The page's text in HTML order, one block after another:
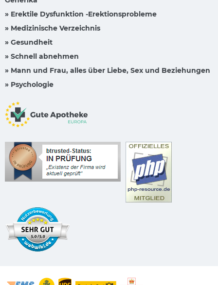
» Erektile Dysfunktion -Erektionsprobleme
» Medizinische Verzeichnis
» Gesundheit
» Schnell abnehmen
» Mann und Frau, alles über Liebe, Sex und Beziehungen
» Psychologie